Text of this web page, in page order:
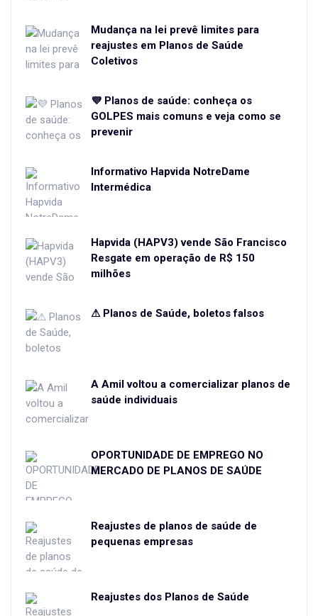
Mudança na lei prevê limites para
reajustes em Planos de Saúde
Coletivos
💜 Planos de saúde: conheça os
GOLPES mais comuns e veja como se
prevenir
Informativo Hapvida NotreDame
Intermédica
Hapvida (HAPV3) vende São Francisco
Resgate em operação de R$ 150
milhões
⚠ Planos de Saúde, boletos falsos
A Amil voltou a comercializar planos de
saúde individuais
OPORTUNIDADE DE EMPREGO NO
MERCADO DE PLANOS DE SAÚDE
Reajustes de planos de saúde de
pequenas empresas
Reajustes dos Planos de Saúde